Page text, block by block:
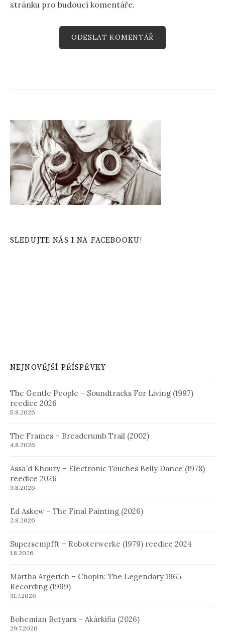
stránku pro budoucí komentáře.
SLEDUJTE NÁS I NA FACEBOOKU!
NEJNOVĚJŠÍ PŘÍSPĚVKY
The Gentle People – Soundtracks For Living (1997)
reedice 2026
5.8.2026
The Frames – Breadcrumb Trail (2002)
4.8.2026
Assa´d Khoury – Electronic Touches Belly Dance (1978)
reedice 2026
3.8.2026
Ed Askew – The Final Painting (2026)
2.8.2026
Supersempfft – Roboterwerke (1979) reedice 2024
1.8.2026
Martha Argerich – Chopin: The Legendary 1965
Recording (1999)
31.7.2026
Bohemian Betyars – Akárkifia (2026)
29.7.2026